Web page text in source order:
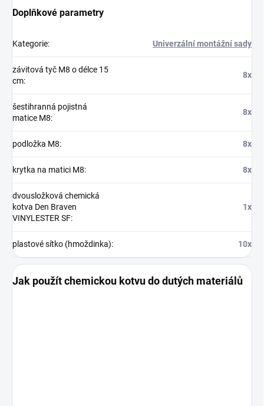
Doplňkové parametry
Kategorie: Univerzální montážní sady
závitová tyč M8 o délce 15
cm:
8x
šestihranná pojistná
matice M8:
8x
podložka M8: 8x
krytka na matici M8: 8x
dvousložková chemická
kotva Den Braven
VINYLESTER SF:
1x
plastové sítko (hmoždinka): 10x
Jak použít chemickou kotvu do dutých materiálů